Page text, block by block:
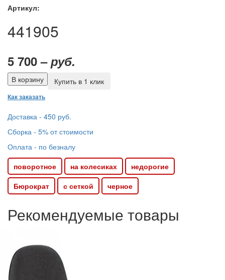
Артикул:
441905
5 700 –руб.
Купить в 1 клик
Как заказать
Доставка - 450 руб.
Сборка - 5% от стоимости
Оплата - по безналу
поворотное
на колесиках
недорогие
Бюрократ
с сеткой черное
Рекомендуемые товары